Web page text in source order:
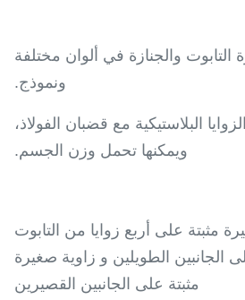
التابوت والجنازة في ألوان مختلفة
ونموذج.
البلاستيكية مع قضبان الفولاذ،
ويمكنها تحمل وزن الجسم.
مثبتة على أربع زوايا من التابوت
الجانبين الطويلين و زاوية صغيرة
مثبتة على الجانبين القصيرين